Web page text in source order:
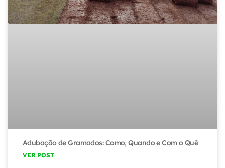
Adubação de Gramados: Como, Quando e Com o Quê
VER POST